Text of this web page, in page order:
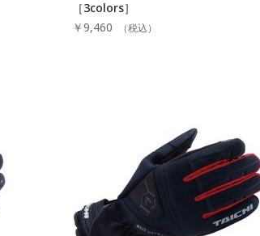
［3colors］
￥9,460
（税込）